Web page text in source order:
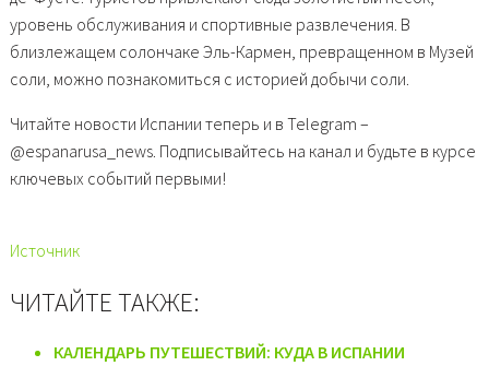
уровень обслуживания и спортивные развлечения. В
близлежащем солончаке Эль-Кармен, превращенном в Музей
соли, можно познакомиться с историей добычи соли.
Читайте новости Испании теперь и в Telegram –
@espanarusa_news. Подписывайтесь на канал и будьте в курсе
ключевых событий первыми!
Источник
ЧИТАЙТЕ ТАКЖЕ:
КАЛЕНДАРЬ ПУТЕШЕСТВИЙ: КУДА В ИСПАНИИ